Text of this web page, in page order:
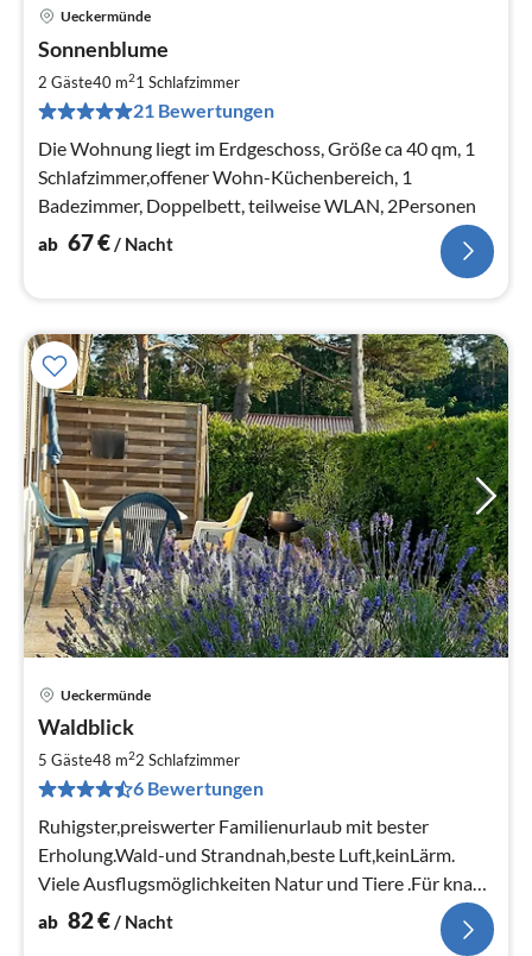
Ueckermünde
Sonnenblume
2 Gäste40 m21 Schlafzimmer
21 Bewertungen
Die Wohnung liegt im Erdgeschoss, Größe ca 40 qm, 1
Schlafzimmer,offener Wohn-Küchenbereich, 1
Badezimmer, Doppelbett, teilweise WLAN, 2Personen
ab 67€/ Nacht
Ueckermünde
Waldblick
5 Gäste48 m22 Schlafzimmer
6 Bewertungen
Ruhigster,preiswerter Familienurlaub mit bester
Erholung.Wald-und Strandnah,beste Luft,keinLärm.
Viele Ausflugsmöglichkeiten Natur und Tiere .Für knapp
30 € je Person/Tag !!!
ab 82€/ Nacht